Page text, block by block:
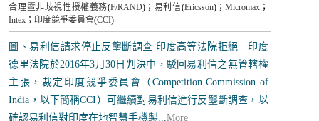
合理暨非歧視性授權義務(F/RAND)； 易利信(Ericsson)； Micromax；
Intex ；印度競爭委員會(CCI)
圖、易利信請求停止反壟斷調查 印度高等法院拒絕 印度
德里法院於2016年3月30日判決中，駁回易利信之無管轄權
主張，裁定印度競爭委員會（Competition Commission of
India，以下簡稱CCI）可繼續對易利信進行反壟斷調查，以
確認易利信對印度在地智慧手機製...More